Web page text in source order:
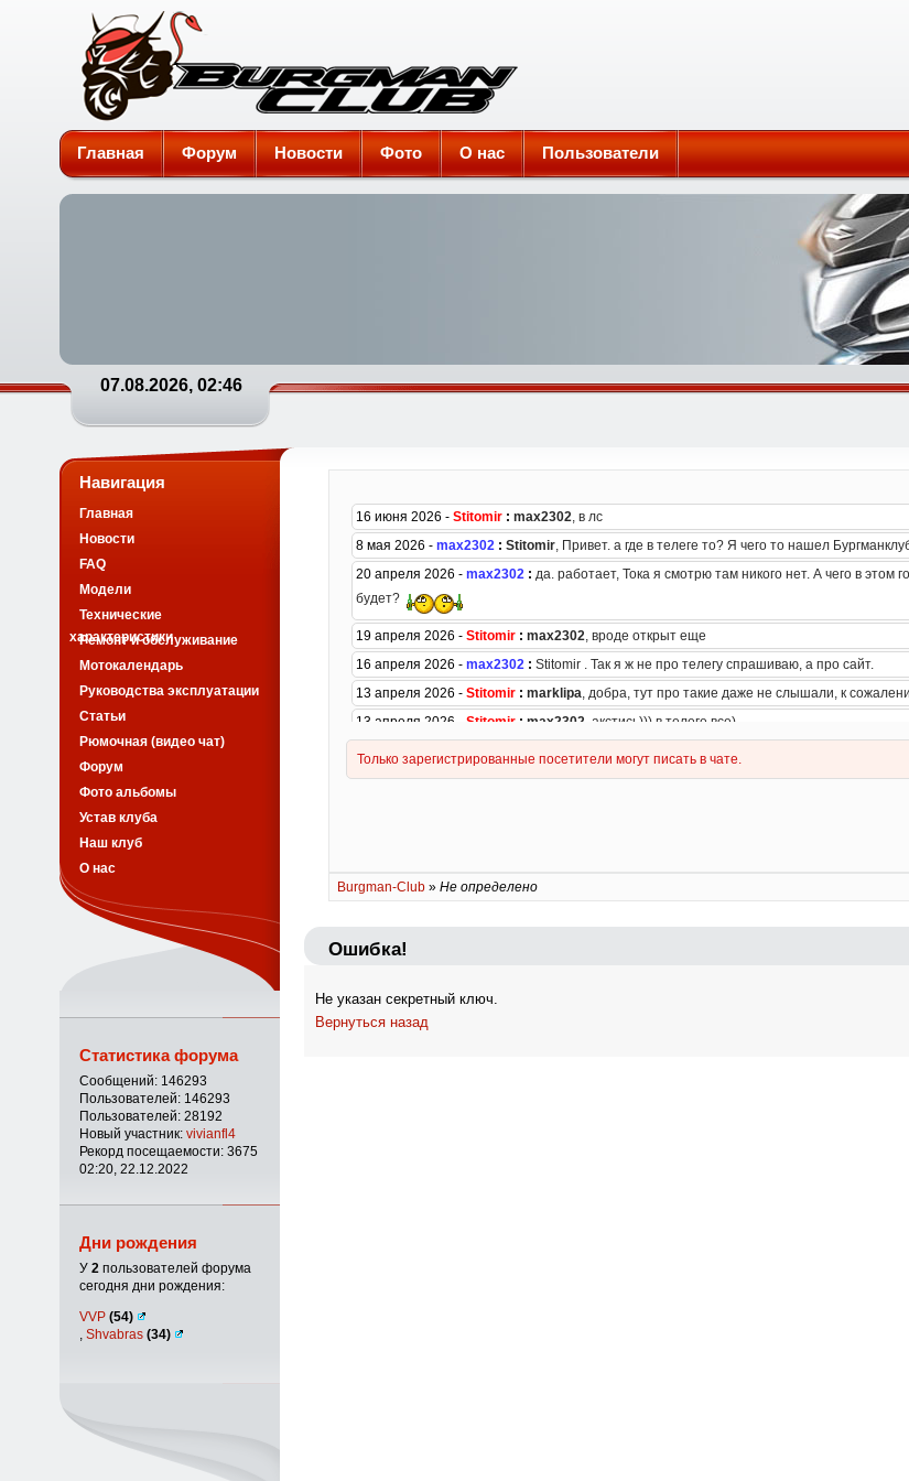
Burgman-Club
Главная Форум Новости Фото О нас Пользователи
07.08.2026, 02:46
Burgman-Club» Не определено
Ошибка!
Не указан секретный ключ.
Вернуться назад
Навигация
Главная
Новости
FAQ
Модели
Технические
характеристики
Ремонт и обслуживание
Мотокалендарь
Руководства эксплуатации
Статьи
Рюмочная (видео чат)
Форум
Фото альбомы
Устав клуба
Наш клуб
О нас
Статистика форума
Сообщений: 146293
Пользователей: 146293
Пользователей: 28192
Новый участник: vivianfl4
Рекорд посещаемости: 3675
02:20, 22.12.2022
Дни рождения
У 2пользователей форума
сегодня дни рождения:
VVP (54)
Shvabras (34)